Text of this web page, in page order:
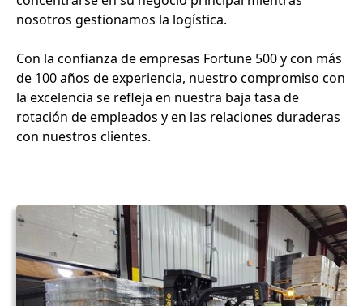
nosotros gestionamos la logística.
Con la confianza de empresas Fortune 500 y con más
de 100 años de experiencia, nuestro compromiso con
la excelencia se refleja en nuestra baja tasa de
rotación de empleados y en las relaciones duraderas
con nuestros clientes.